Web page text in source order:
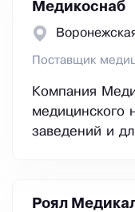
Медикоснаб
Поставщик
Компания
медицинского
заведений и
Роял